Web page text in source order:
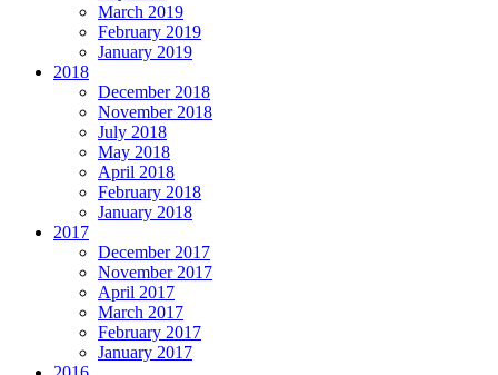
March 2019
February 2019
January 2019
2018
December 2018
November 2018
July 2018
May 2018
April 2018
February 2018
January 2018
2017
December 2017
November 2017
April 2017
March 2017
February 2017
January 2017